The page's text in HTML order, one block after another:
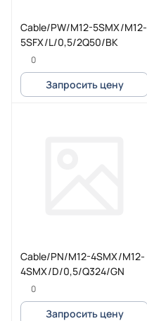
Cable/PW/M12-5SMX/M12-
5SFX/L/0,5/2Q50/BK
0
Запросить цену
Cable/PN/M12-4SMX/M12-
4SMX/D/0,5/Q324/GN
0
Запросить цену